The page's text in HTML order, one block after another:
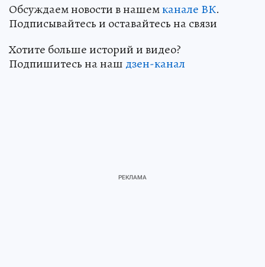
Обсуждаем новости в нашемканале ВК.
Подписывайтесь и оставайтесь на связи
Хотите больше историй и видео?
Подпишитесь на наш дзен-канал